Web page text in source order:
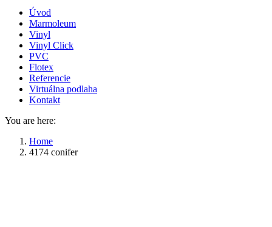
Úvod
Marmoleum
Vinyl
Vinyl Click
PVC
Flotex
Referencie
Virtuálna podlaha
Kontakt
You are here:
Home
4174 conifer